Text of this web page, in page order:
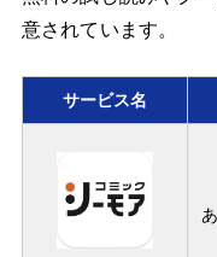
意されています。
サービス名